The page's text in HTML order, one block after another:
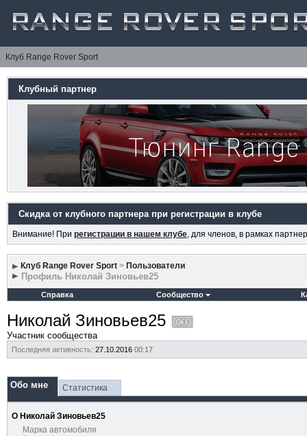
Клуб Range Rover Sport
Клубный партнер
Скидка от клубного партнера при регистрации в клубе
Внимание! При регистрации в нашем клубе, для членов, в рамках
Клуб Range Rover Sport > Пользователи
Профиль Николай Зиновьев25
Справка Сообщество
Николай Зиновьев25
Участник сообщества
Последняя активность: 27.10.2016 00:17
Обо мне Статистика
О Николай Зиновьев25
Марка автомобиля